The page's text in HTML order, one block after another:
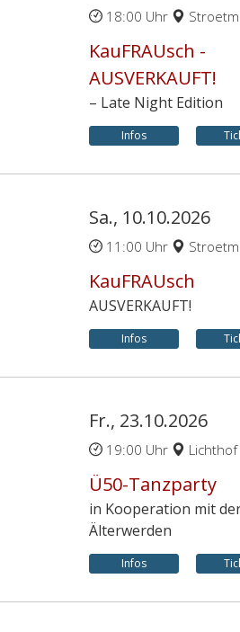
18:00 Uhr
KauFRAUsch -
AUSVERKAUFT!
– Late Night Edition
Infos
Sa., 10.10.2026
11:00 Uhr
KauFRAUsch
AUSVERKAUFT!
Infos
Fr., 23.10.2026
19:00 Uhr Lichthof
Ü50-Tanzparty
in Kooperation mit
Älterwerden
Infos